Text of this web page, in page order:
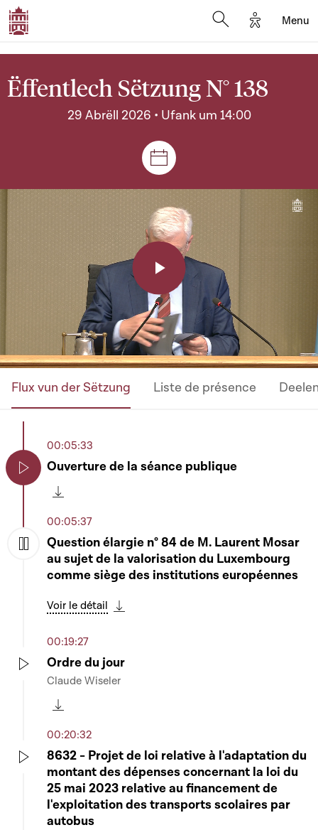
Options
Menu
Ëffentlech Sëtzung N° 138
29 Abrëll 2026 • Ufank um 14:00
Sëtzungen a Reuniounen
Play
Video
Flux vun der Sëtzung Liste de présence
00:05:33
Ouverture de la séance publique
00:05:37
Question élargie n° 84 de M. Laurent Mosar
au sujet de la valorisation du Luxembourg
comme siège des institutions européennes
Voir le détail
00:19:27
Ordre du jour
Claude Wiseler
00:20:32
8632 - Projet de loi relative à l'adaptation du
montant des dépenses concernant la loi du
25 mai 2023 relative au financement de
l'exploitation des transports scolaires par
autobus